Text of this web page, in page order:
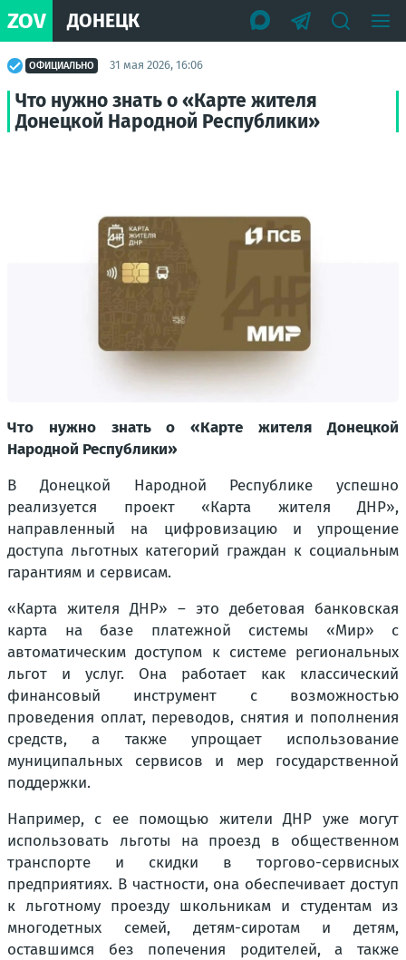
ZOV ДОНЕЦК
ОФИЦИАЛЬНО 31 мая 2026, 16:06
Что нужно знать о «Карте жителя
Донецкой Народной Республики»
Что нужно знать о «Карте жителя Донецкой
Народной Республики»
В Донецкой Народной Республике успешно
реализуется проект «Карта жителя ДНР»,
направленный на цифровизацию и упрощение
доступа льготных категорий граждан к социальным
гарантиям и сервисам.
«Карта жителя ДНР» – это дебетовая банковская
карта на базе платежной системы «Мир» с
автоматическим доступом к системе региональных
льгот и услуг. Она работает как классический
финансовый инструмент с возможностью
проведения оплат, переводов, снятия и пополнения
средств, а также упрощает использование
муниципальных сервисов и мер государственной
поддержки.
Например, с ее помощью жители ДНР уже могут
использовать льготы на проезд в общественном
транспорте и скидки в торгово-сервисных
предприятиях. В частности, она обеспечивает доступ
к льготному проезду школьникам и студентам из
многодетных семей, детям-сиротам и детям,
оставшимся без попечения родителей, а также